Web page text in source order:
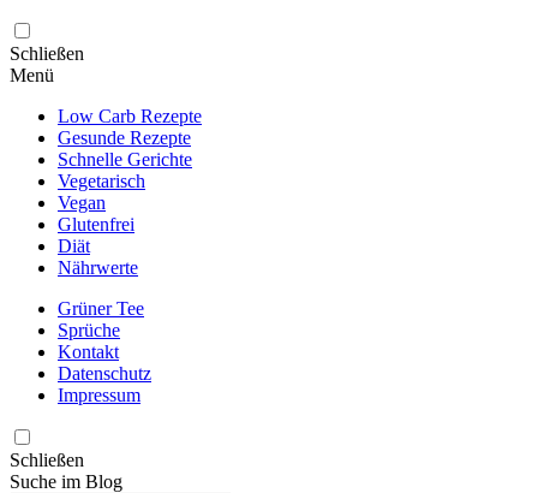
Schließen
Menü
Low Carb Rezepte
Gesunde Rezepte
Schnelle Gerichte
Vegetarisch
Vegan
Glutenfrei
Diät
Nährwerte
Grüner Tee
Sprüche
Kontakt
Datenschutz
Impressum
Schließen
Suche im Blog